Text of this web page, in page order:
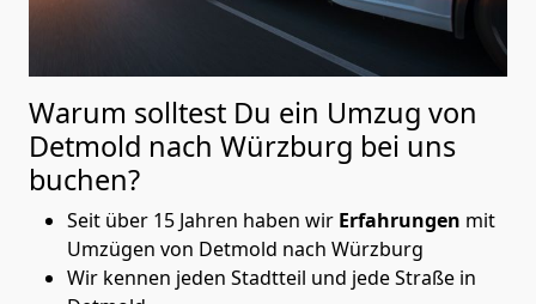
Warum solltest Du ein Umzug von
Detmold nach Würzburg bei uns
buchen?
Seit über 15 Jahren haben wir Erfahrungen mit
Umzügen von Detmold nach Würzburg
Wir kennen jeden Stadtteil und jede Straße in